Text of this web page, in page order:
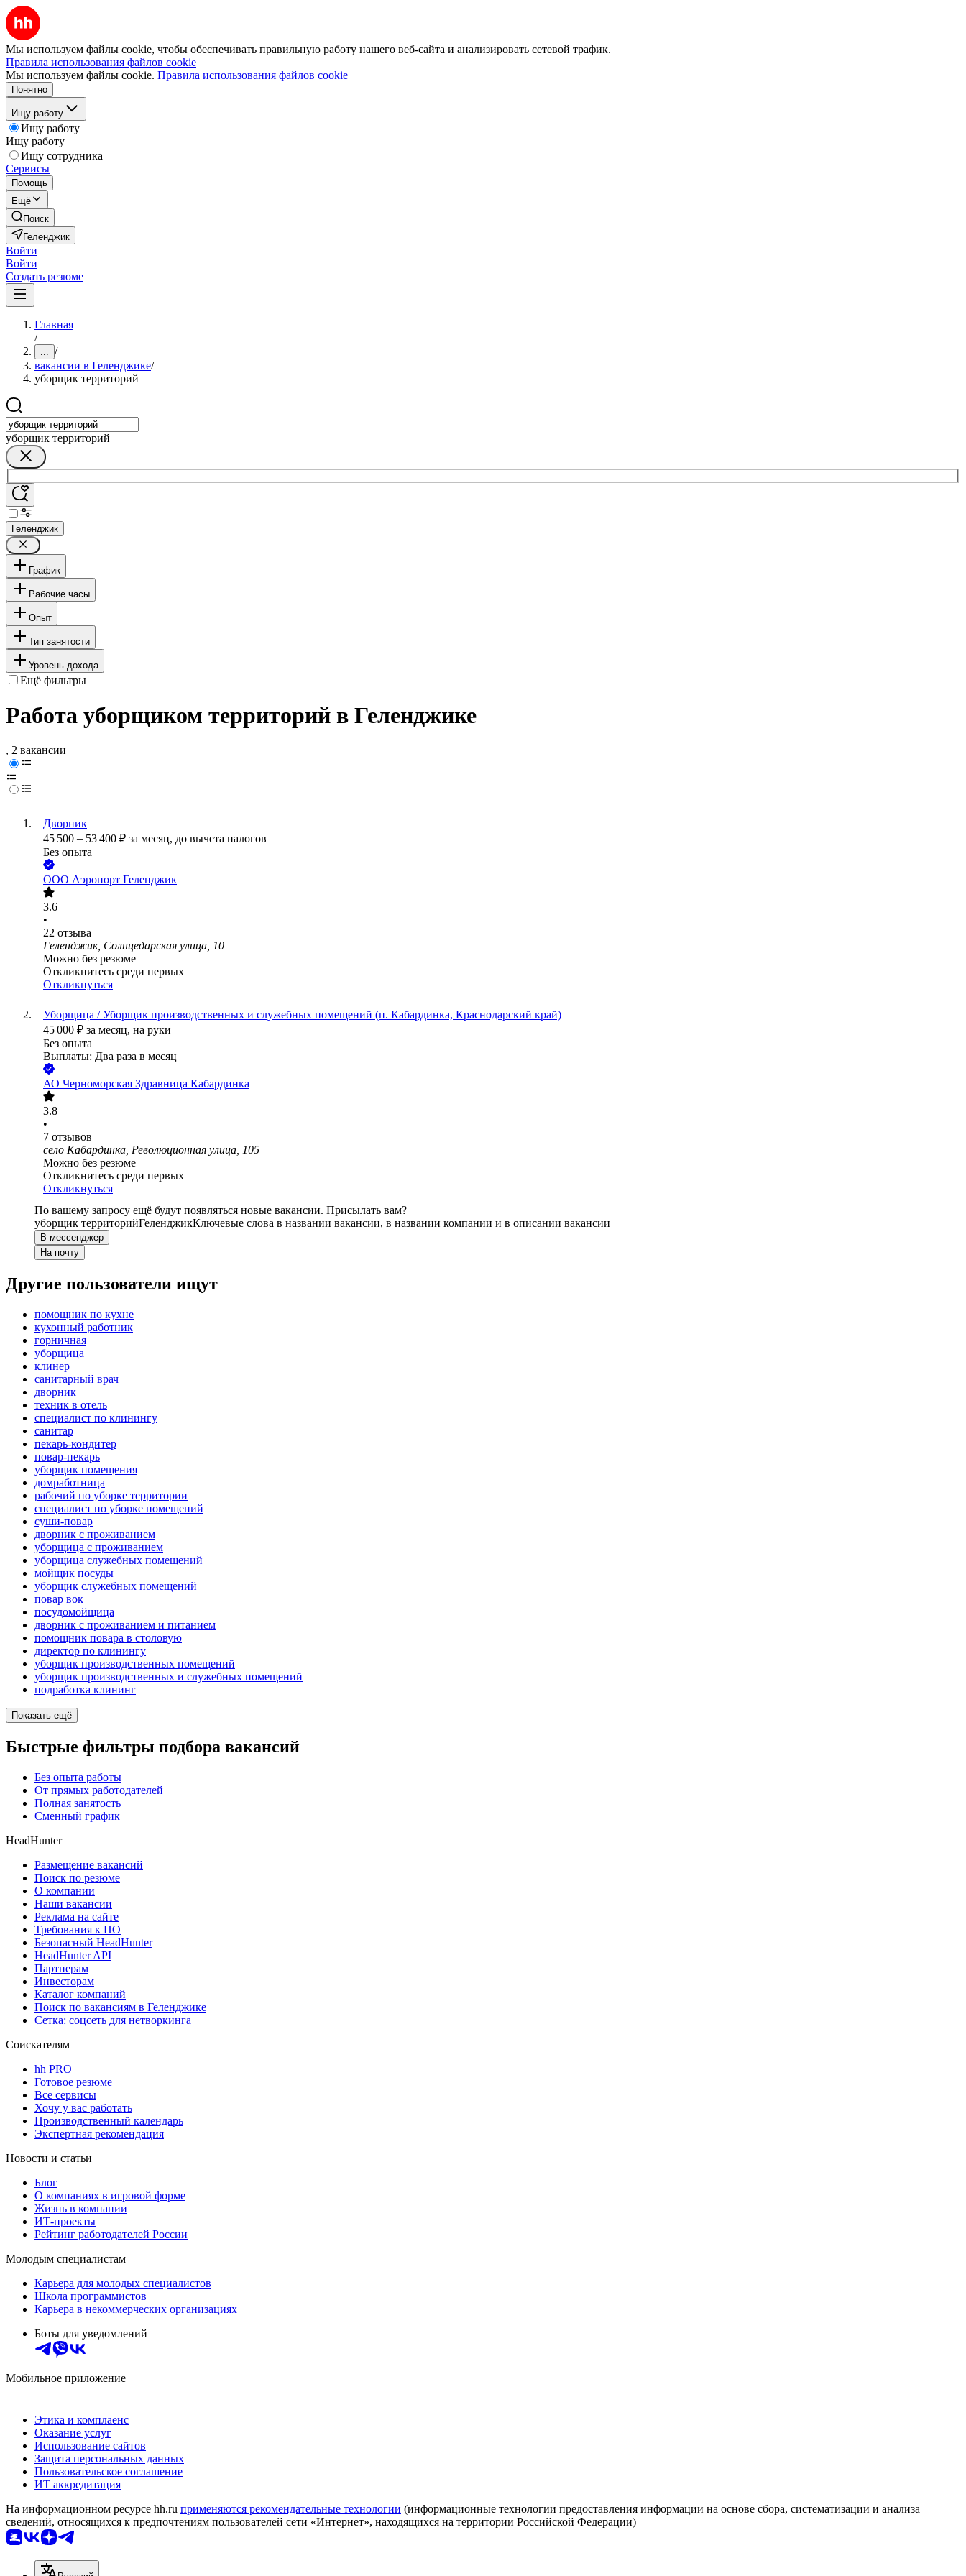
Мы используем файлы cookie, чтобы обеспечивать правильную работу нашего веб-сайта и анализировать сетевой трафик.
Правила использования файлов cookie
Мы используем файлы cookie. Правила использования файлов cookie
Понятно
Ищу работу
Ищу работу
Ищу работу
Ищу сотрудника
Сервисы
Помощь
Ещё
Поиск
Геленджик
Войти
Войти
Создать резюме
Главная
/
... /
вакансии в Геленджике/
уборщик территорий
уборщик территорий
Геленджик
График
Рабочие часы
Опыт
Тип занятости
Уровень дохода
Ещё фильтры
Работа уборщиком территорий в Геленджике
, 2 вакансии
Дворник
45 500 – 53 400 ₽ за месяц, до вычета налогов
Без опыта
ООО Аэропорт Геленджик
3.6
•
22 отзыва
Геленджик, Солнцедарская улица, 10
Можно без резюме
Откликнитесь среди первых
Откликнуться
Уборщица / Уборщик производственных и служебных помещений (п. Кабардинка, Краснодарский край)
45 000 ₽ за месяц, на руки
Без опыта
Выплаты: Два раза в месяц
АО Черноморская Здравница Кабардинка
3.8
•
7 отзывов
село Кабардинка, Революционная улица, 105
Можно без резюме
Откликнитесь среди первых
Откликнуться
По вашему запросу ещё будут появляться новые вакансии. Присылать вам?
уборщик территорийГеленджикКлючевые слова в названии вакансии, в названии компании и в описании вакансии
В мессенджер
На почту
Другие пользователи ищут
помощник по кухне
кухонный работник
горничная
уборщица
клинер
санитарный врач
дворник
техник в отель
специалист по клинингу
санитар
пекарь-кондитер
повар-пекарь
уборщик помещения
домработница
рабочий по уборке территории
специалист по уборке помещений
суши-повар
дворник с проживанием
уборщица с проживанием
уборщица служебных помещений
мойщик посуды
уборщик служебных помещений
повар вок
посудомойщица
дворник с проживанием и питанием
помощник повара в столовую
директор по клинингу
уборщик производственных помещений
уборщик производственных и служебных помещений
подработка клининг
Показать ещё
Быстрые фильтры подбора вакансий
Без опыта работы
От прямых работодателей
Полная занятость
Сменный график
HeadHunter
Размещение вакансий
Поиск по резюме
О компании
Наши вакансии
Реклама на сайте
Требования к ПО
Безопасный HeadHunter
HeadHunter API
Партнерам
Инвесторам
Каталог компаний
Поиск по вакансиям в Геленджике
Сетка: соцсеть для нетворкинга
Соискателям
hh PRO
Готовое резюме
Все сервисы
Хочу у вас работать
Производственный календарь
Экспертная рекомендация
Новости и статьи
Блог
О компаниях в игровой форме
Жизнь в компании
ИТ-проекты
Рейтинг работодателей России
Молодым специалистам
Карьера для молодых специалистов
Школа программистов
Карьера в некоммерческих организациях
Боты для уведомлений
Мобильное приложение
Этика и комплаенс
Оказание услуг
Использование сайтов
Защита персональных данных
Пользовательское соглашение
ИТ аккредитация
На информационном ресурсе hh.ru применяются рекомендательные технологии (информационные технологии предоставления информации на основе сбора, систематизации и анализа
сведений, относящихся к предпочтениям пользователей сети «Интернет», находящихся на территории Российской Федерации)